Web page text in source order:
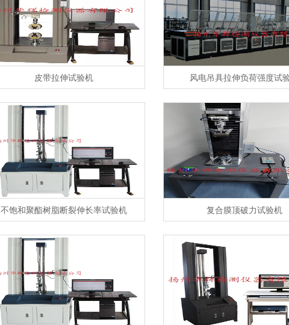
皮带拉伸试验机 风电吊具拉伸负荷强度试
不饱和聚酯树脂断裂伸长率试验机 复合膜顶破力试验机